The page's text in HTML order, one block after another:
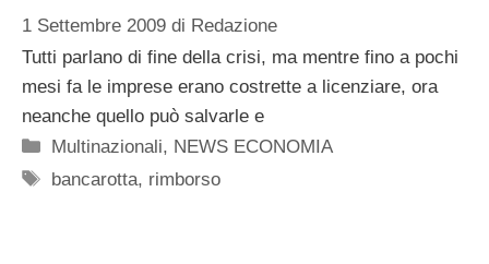
1 Settembre 2009 di Redazione
Tutti parlano di fine della crisi, ma mentre fino a pochi
mesi fa le imprese erano costrette a licenziare, ora
neanche quello può salvarle e
Categorie
Multinazionali, NEWS ECONOMIA
Tag
bancarotta, rimborso